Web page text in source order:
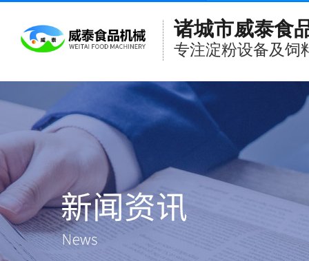
诸城市威泰食
专注淀粉设备及饲